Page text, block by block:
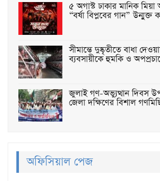
৫ অগাস্ট ঢাকার মানিক মিয়া
“বর্ষা বিপ্লবের গান” উন্মুক্ত
সীমান্তে দুষ্কৃতীতে বাধা
ব্যবসায়ীকে হুমকি ও
জুলাই গণ-অভ্যুত্থান দিবস
জেলা দক্ষিণের বিশাল
অফিসিয়াল পেজ